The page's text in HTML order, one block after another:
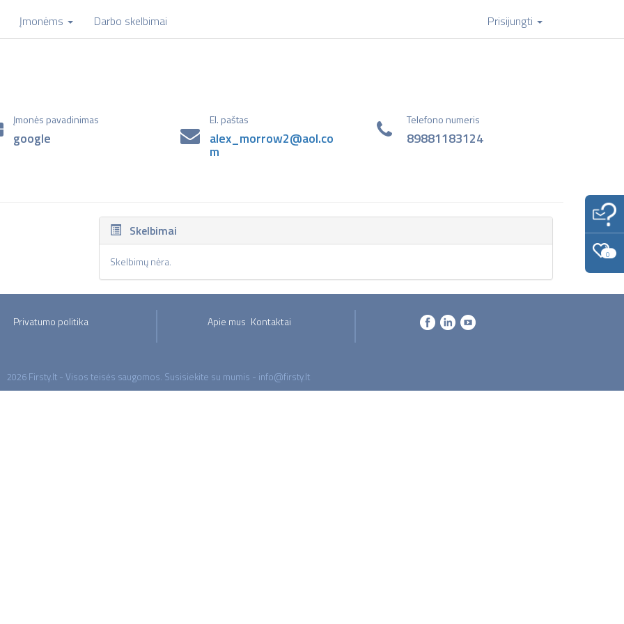
Įmonėms Darbo skelbimai Prisijungti
Įmonės pavadinimas
google
El. paštas
alex_morrow2@aol.co
m
Telefono numeris
89881183124
Skelbimai
Skelbimų nėra. 0
Privatumo politika Apie mus Kontaktai
2026 Firsty.lt - Visos teisės saugomos. Susisiekite su mumis - info@firsty.lt